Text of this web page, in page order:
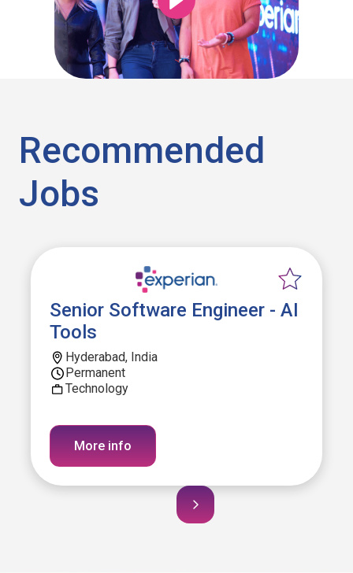
Recommended
Jobs
Senior Software Engineer - AI
Tools
Hyderabad, India
Permanent
Technology
More info